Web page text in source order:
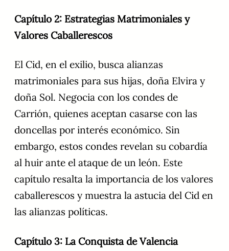
Capítulo 2: Estrategias Matrimoniales y
Valores Caballerescos
El Cid, en el exilio, busca alianzas
matrimoniales para sus hijas, doña Elvira y
doña Sol. Negocia con los condes de
Carrión, quienes aceptan casarse con las
doncellas por interés económico. Sin
embargo, estos condes revelan su cobardía
al huir ante el ataque de un león. Este
capítulo resalta la importancia de los valores
caballerescos y muestra la astucia del Cid en
las alianzas políticas.
Capítulo 3: La Conquista de Valencia